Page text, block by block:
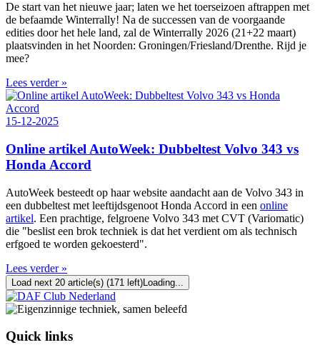
De start van het nieuwe jaar; laten we het toerseizoen aftrappen met
de befaamde Winterrally! Na de successen van de voorgaande
edities door het hele land, zal de Winterrally 2026 (21+22 maart)
plaatsvinden in het Noorden: Groningen/Friesland/Drenthe. Rijd je
mee?
Lees verder »
15-12-2025
Online artikel AutoWeek: Dubbeltest Volvo 343 vs
Honda Accord
AutoWeek besteedt op haar website aandacht aan de Volvo 343 in
een dubbeltest met leeftijdsgenoot Honda Accord in een online
artikel. Een prachtige, felgroene Volvo 343 met CVT (Variomatic)
die "beslist een brok techniek is dat het verdient om als technisch
erfgoed te worden gekoesterd".
Lees verder »
Load next 20 article(s) (171 left)Loading...
Quick links